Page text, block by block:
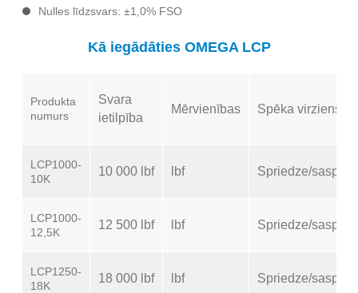
Nulles līdzsvars: ±1,0% FSO
Kā iegādāties OMEGA LCP
Produkta
numurs
Svara
ietilpība
Mērvienības Spēka virziens
LCP1000-
10K
10 000 lbf lbf Spriedze/
LCP1000-
12,5K
12 500 lbf lbf Spriedze/
LCP1250-
18K
18 000 lbf lbf Spriedze/